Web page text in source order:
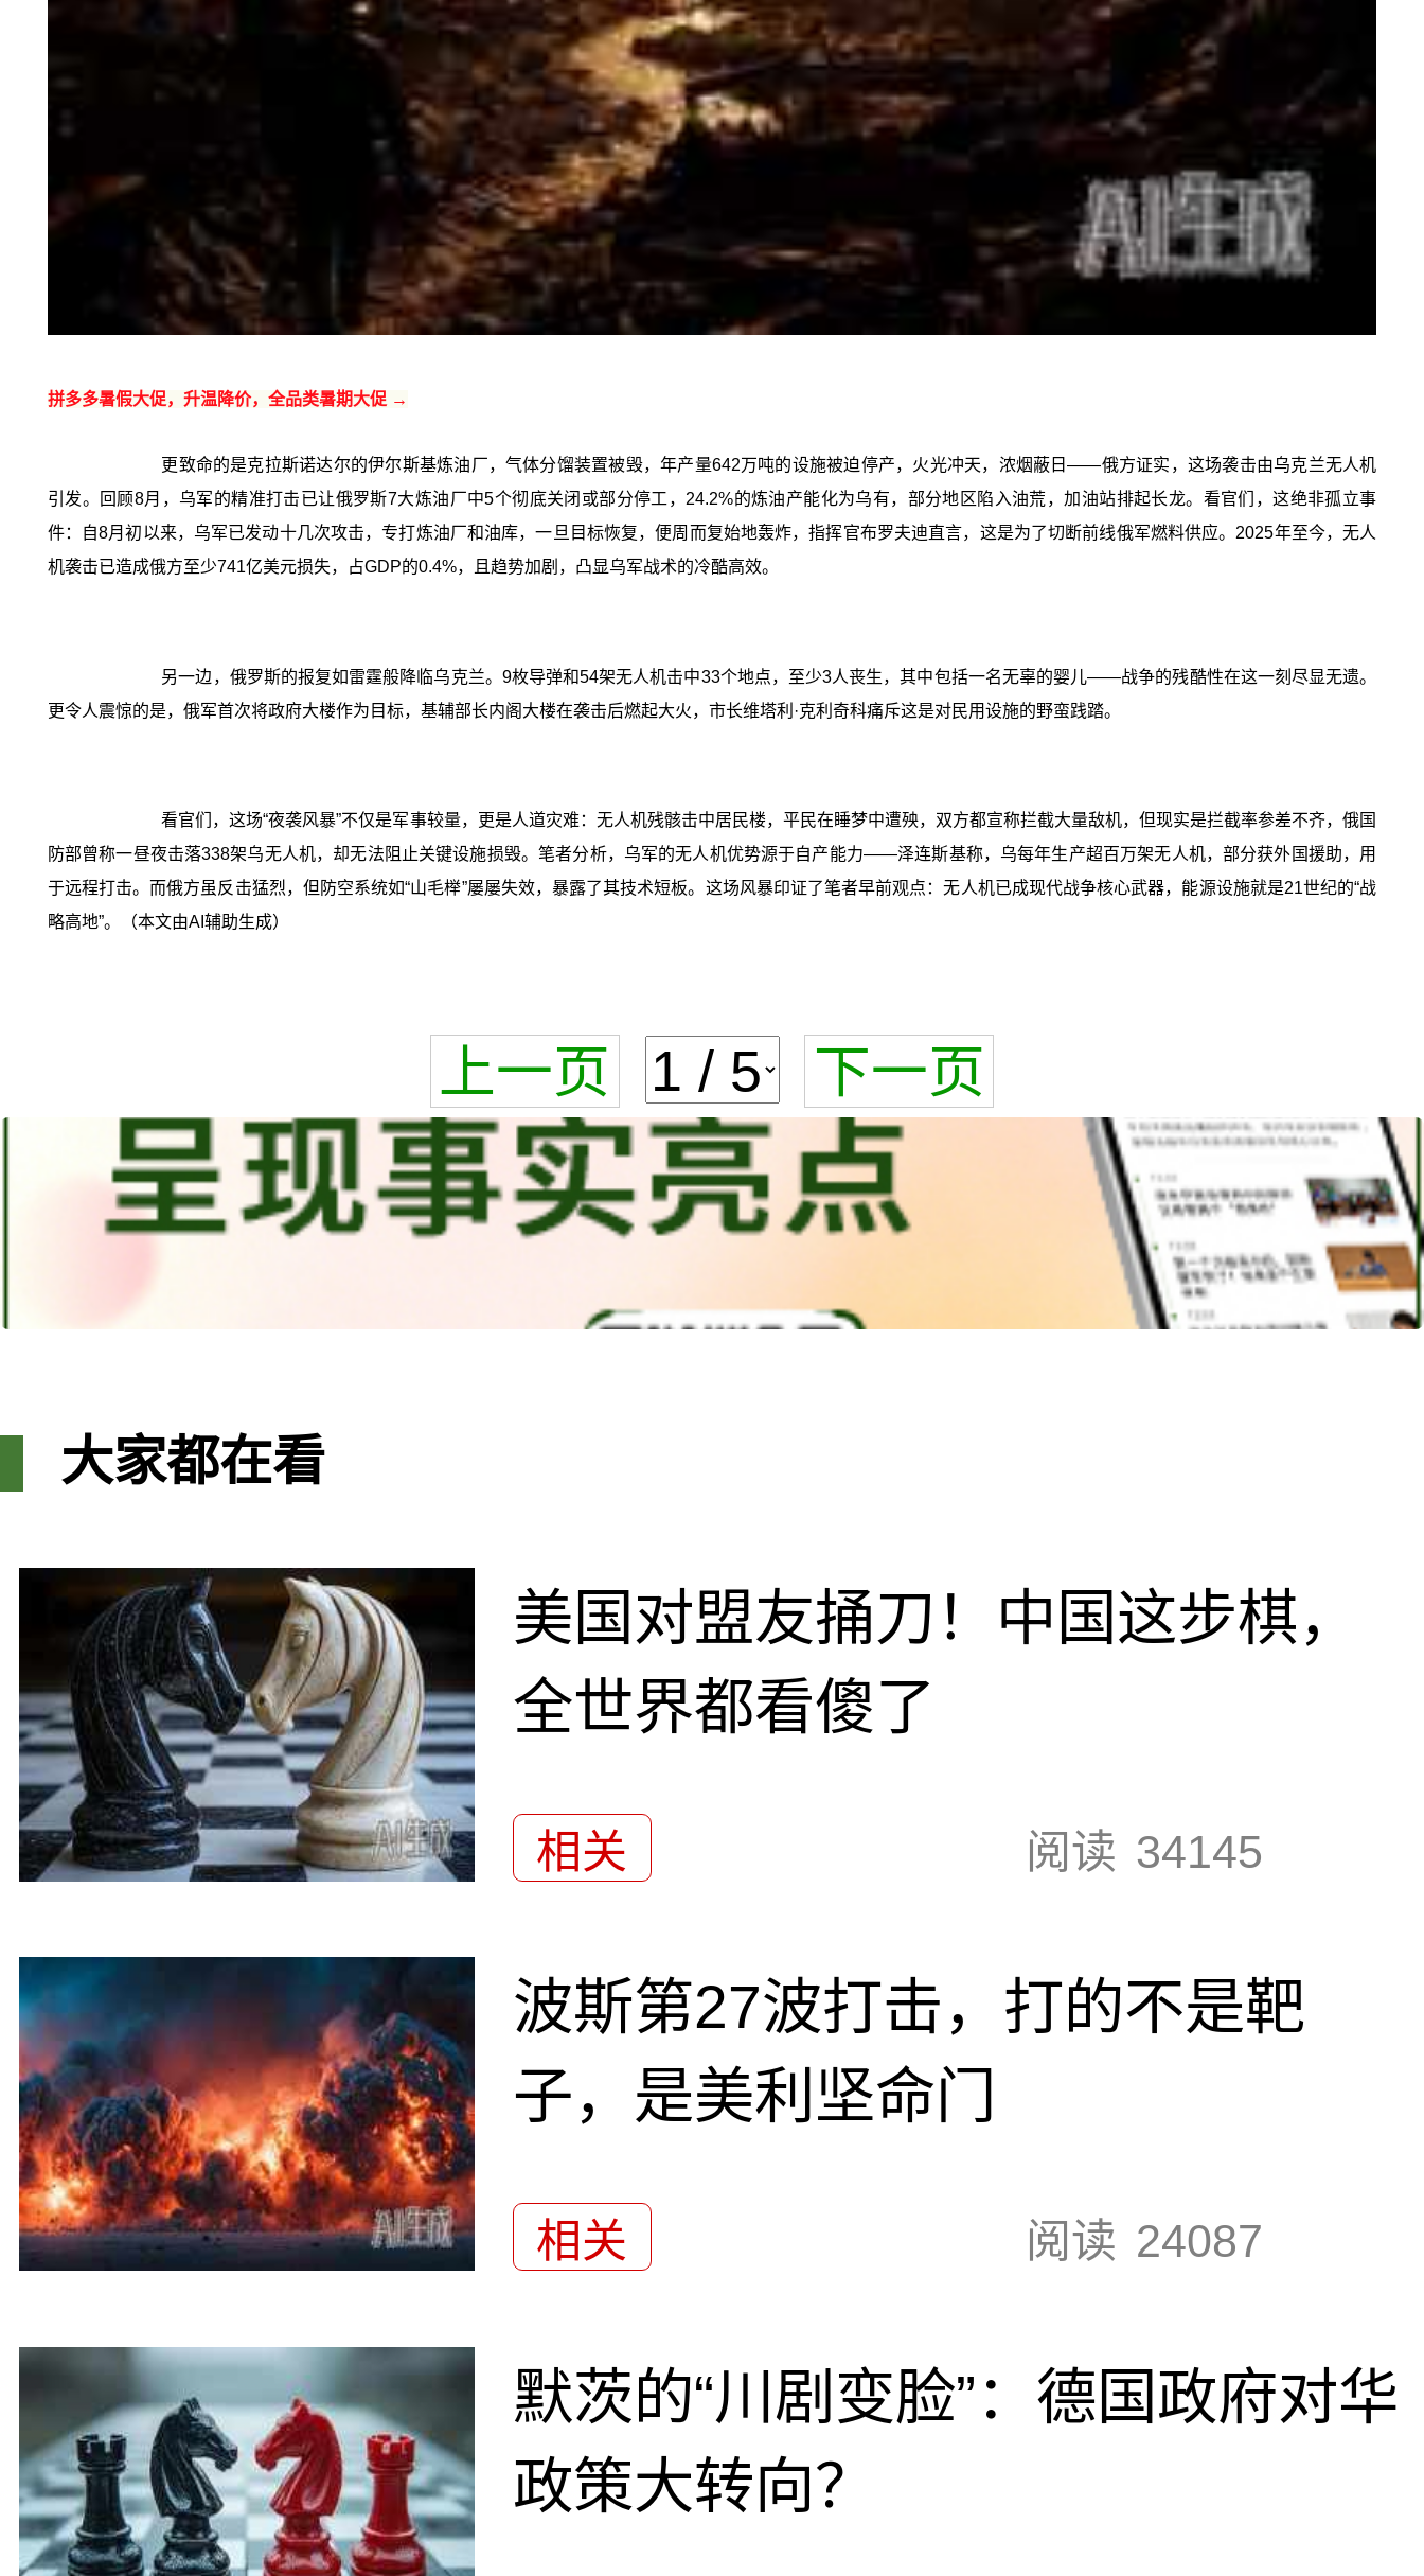
拼多多暑假大促，升温降价，全品类暑期大促 →
更致命的是克拉斯诺达尔的伊尔斯基炼油厂，气体分馏装置被毁，年产量642万吨的设施被迫停产，火光冲天，浓烟蔽日——俄方证实，这场袭击由乌克兰无人机
引发。回顾8月，乌军的精准打击已让俄罗斯7大炼油厂中5个彻底关闭或部分停工，24.2%的炼油产能化为乌有，部分地区陷入油荒，加油站排起长龙。看官们，这绝非孤立事
件：自8月初以来，乌军已发动十几次攻击，专打炼油厂和油库，一旦目标恢复，便周而复始地轰炸，指挥官布罗夫迪直言，这是为了切断前线俄军燃料供应。2025年至今，无人
机袭击已造成俄方至少741亿美元损失，占GDP的0.4%，且趋势加剧，凸显乌军战术的冷酷高效。
另一边，俄罗斯的报复如雷霆般降临乌克兰。9枚导弹和54架无人机击中33个地点，至少3人丧生，其中包括一名无辜的婴儿——战争的残酷性在这一刻尽显无遗。
更令人震惊的是，俄军首次将政府大楼作为目标，基辅部长内阁大楼在袭击后燃起大火，市长维塔利·克利奇科痛斥这是对民用设施的野蛮践踏。
看官们，这场“夜袭风暴”不仅是军事较量，更是人道灾难：无人机残骸击中居民楼，平民在睡梦中遭殃，双方都宣称拦截大量敌机，但现实是拦截率参差不齐，俄国
防部曾称一昼夜击落338架乌无人机，却无法阻止关键设施损毁。笔者分析，乌军的无人机优势源于自产能力——泽连斯基称，乌每年生产超百万架无人机，部分获外国援助，用
于远程打击。而俄方虽反击猛烈，但防空系统如“山毛榉”屡屡失效，暴露了其技术短板。这场风暴印证了笔者早前观点：无人机已成现代战争核心武器，能源设施就是21世纪的“战
略高地”。（本文由AI辅助生成）
上一页 下一页
大家都在看
美国对盟友捅刀！中国这步棋，
全世界都看傻了
相关 阅读 34145
波斯第27波打击，打的不是靶
子，是美利坚命门
相关 阅读 24087
默茨的“川剧变脸”：德国政府对华
政策大转向？